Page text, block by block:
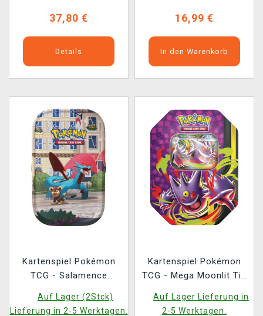
37,80 €
Details
16,99 €
In den Warenkorb
Kartenspiel Pokémon
TCG - Salamence
(ENGLISCHE VERSION)
Auf Lager (2Stck)
Lieferung in 2-5 Werktagen.
Kartenspiel Pokémon
TCG - Mega Moonlit Tin
(ENGLISCHE VERSION)
Auf Lager Lieferung in
2-5 Werktagen.